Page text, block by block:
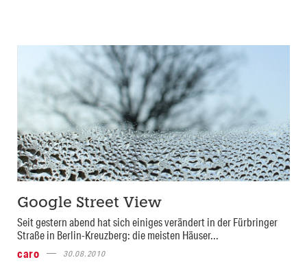
Google Street View
Seit gestern abend hat sich einiges verändert in der Fürbringer
Straße in Berlin-Kreuzberg: die meisten Häuser...
caro
30.08.2010